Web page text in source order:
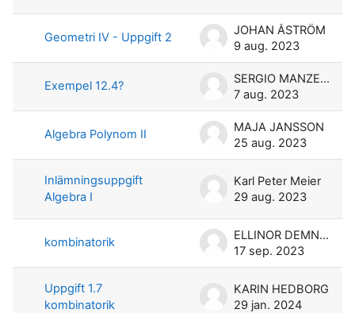
Geometri IV - Uppgift 2
JOHAN ÅSTRÖM
9 aug. 2023
Exempel 12.4?
SERGIO MANZETTI
7 aug. 2023
Algebra Polynom II
MAJA JANSSON
25 aug. 2023
Inlämningsuppgift
Algebra I
Karl Peter Meier
29 aug. 2023
kombinatorik
ELLINOR DEMNERT
17 sep. 2023
Uppgift 1.7
kombinatorik
KARIN HEDBORG
29 jan. 2024